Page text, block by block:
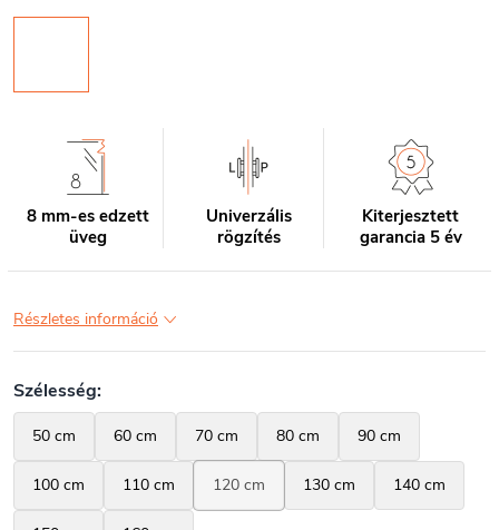
8 mm-es edzett
üveg
Univerzális
rögzítés
Kiterjesztett
garancia 5 év
Részletes információ